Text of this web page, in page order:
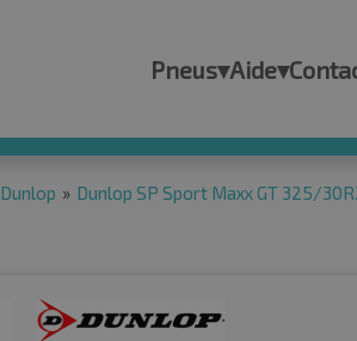
Pneus▾Aide▾
Dunlop » Dunlop SP Sport Maxx GT 325/